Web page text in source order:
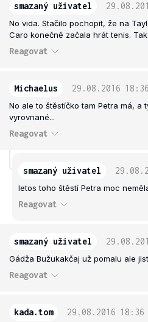
smazaný uživatel
No vida. Stačilo pochopit, že na
Caro konečně začala hrát tenis.
Reagovat
Michaelus 29.08.2016 18:36
No ale to štěstíčko tam Petra má, a
vyrovnané...
Reagovat
smazaný uživatel
letos toho štěstí Petra moc
Reagovat
smazaný uživatel
Gádža Bužukakčaj už pomalu ale
Reagovat
kada.tom 29.08.2016 18:36